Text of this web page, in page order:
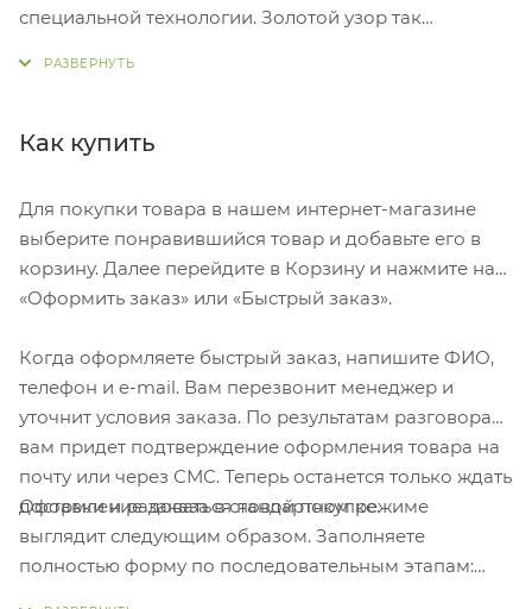
специальной технологии. Золотой узор так
осуществляется бесплатно. Оплачивается только
Как купить
Для покупки товара в нашем интернет-магазине
выберите понравившийся товар и добавьте его в
корзину. Далее перейдите в Корзину и нажмите на
«Оформить заказ» или «Быстрый заказ».
Когда оформляете быстрый заказ, напишите ФИО,
телефон и e-mail. Вам перезвонит менеджер и
уточнит условия заказа. По результатам разговора
вам придет подтверждение оформления товара на
почту или через СМС. Теперь останется только ждать
доставки и радоваться новой покупке.
Оформление заказа в стандартном режиме
выглядит следующим образом. Заполняете
полностью форму по последовательным этапам: